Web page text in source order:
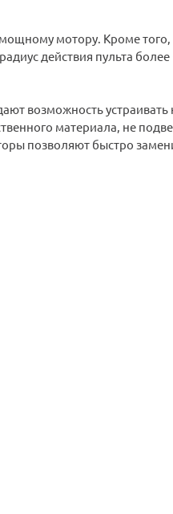
мотору. Кроме того,
действия пульта более
возможность устраивать
материала, не
позволяют быстро